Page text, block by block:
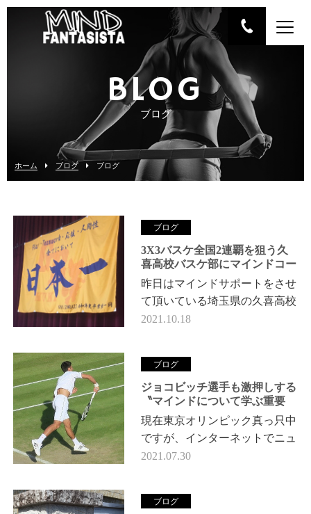
BLOG
ブログ
ホーム ブログ ブログ
ブログ
3X3バスケ全国2連覇を狙う久
喜高校バスケ部にマインドコー
チングを行ってきました！
昨日はマインドサポートをさせ
て頂いている埼玉県の久喜高校
学校のバスケットボール部に行
のマイン…
2021.10.18
ブログ
ジョコビッチ選手も激押しする
〝マインドについて学ぶ重要
性〟
現在東京オリンピック真っ只中
ですが、インターネットでニュ
ースを見ていたら面白い記事を
ッチ選手…
2021.07.30
ブログ